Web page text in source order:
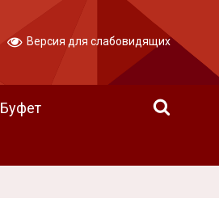
Буфет
Версия для слабовидящих